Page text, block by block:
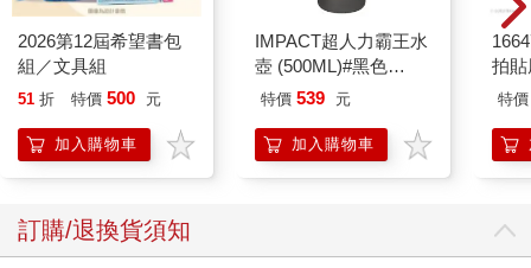
2026第12屆希望書包
組／文具組
51 折 特價 500 元
加入購物車
IMPACT超人力霸王水
壺 (500ML)#黑色
IMUTB01BK
特價 539 元
加入購物車
拍
特價
訂購/退換貨須知